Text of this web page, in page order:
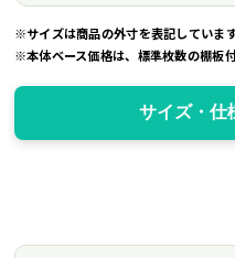
※サイズは商品の外寸を表記しています
※本体ベース価格は、標準枚数の棚板付
サイズ・仕